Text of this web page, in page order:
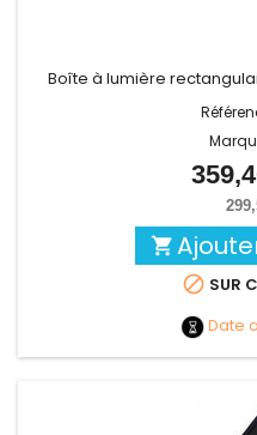
Boîte à lumière

 SUR
Date